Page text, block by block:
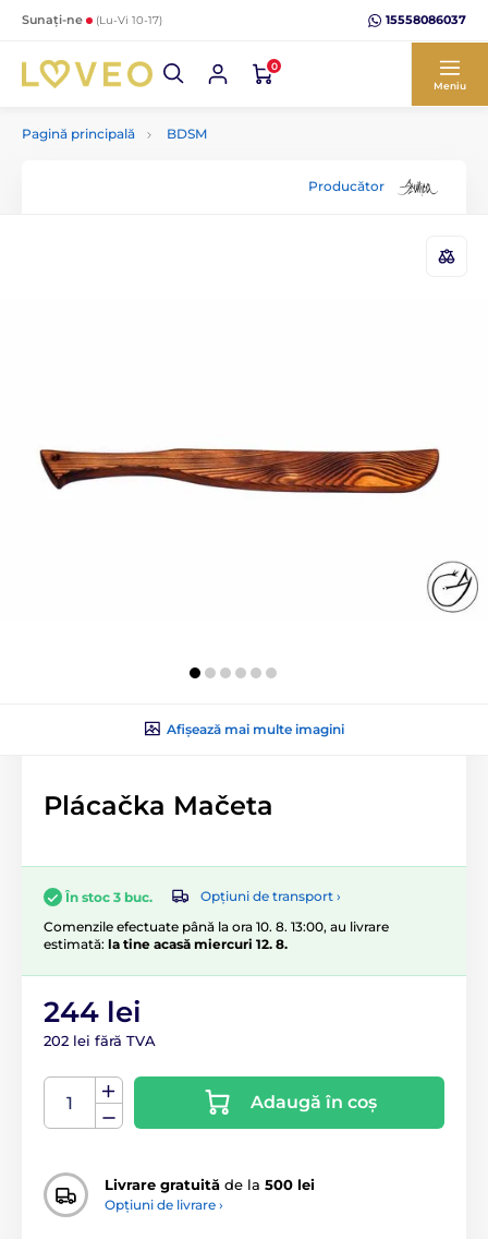
Sunați-ne (Lu-Vi 10-17) 15558086037
0
Meniu
Pagină principală BDSM
Producător
Afișează mai multe imagini
Plácačka Mačeta
În stoc 3 buc.
Opțiuni de transport ›
Comenzile efectuate până la ora 10. 8. 13:00, au livrare
estimată: la tine acasă miercuri 12. 8.
244 lei
202 lei fără TVA
Adaugă în coș
Livrare gratuită de la 500 lei
Opțiuni de livrare ›